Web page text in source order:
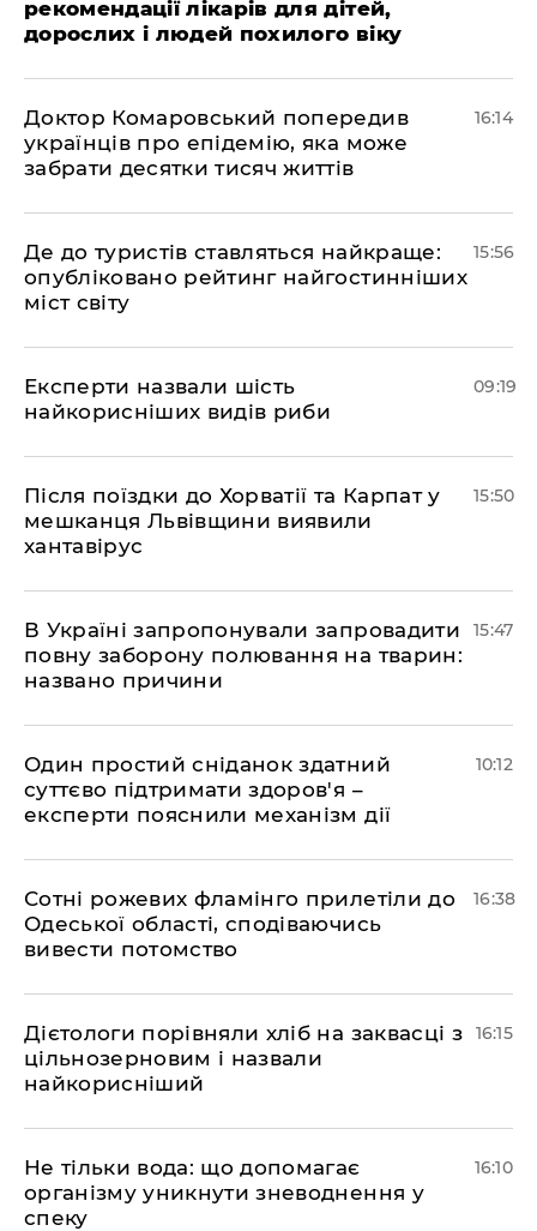
рекомендації лікарів для дітей,
дорослих і людей похилого віку
Доктор Комаровський попередив
українців про епідемію, яка може
забрати десятки тисяч життів
16:14
Де до туристів ставляться найкраще:
опубліковано рейтинг найгостинніших
міст світу
15:56
Експерти назвали шість
найкорисніших видів риби
09:19
Після поїздки до Хорватії та Карпат у
мешканця Львівщини виявили
хантавірус
15:50
В Україні запропонували запровадити
повну заборону полювання на тварин:
названо причини
15:47
Один простий сніданок здатний
суттєво підтримати здоров'я –
експерти пояснили механізм дії
10:12
Сотні рожевих фламінго прилетіли до
Одеської області, сподіваючись
вивести потомство
16:38
Дієтологи порівняли хліб на заквасці з
цільнозерновим і назвали
найкорисніший
16:15
Не тільки вода: що допомагає
організму уникнути зневоднення у
спеку
16:10